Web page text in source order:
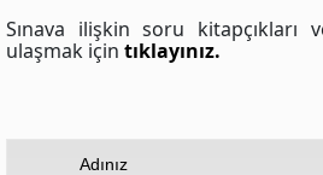
Sınava ilişkin soru kitapçıkları
ulaşmak için tıklayınız.
Adınız